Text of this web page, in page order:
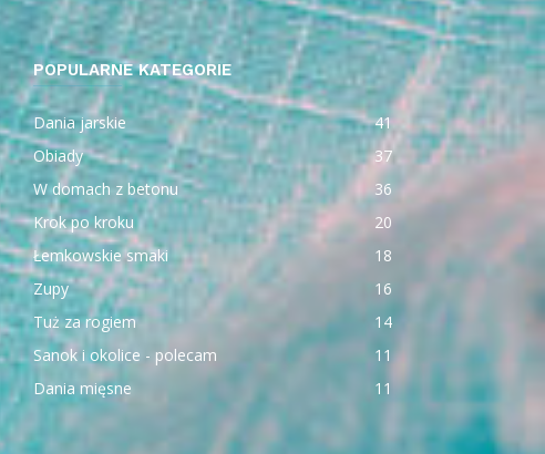
POPULARNE KATEGORIE
Dania jarskie
41
Obiady
37
W domach z betonu
36
Krok po kroku
20
Łemkowskie smaki
18
Zupy
16
Tuż za rogiem
14
Sanok i okolice - polecam
11
Dania mięsne
11